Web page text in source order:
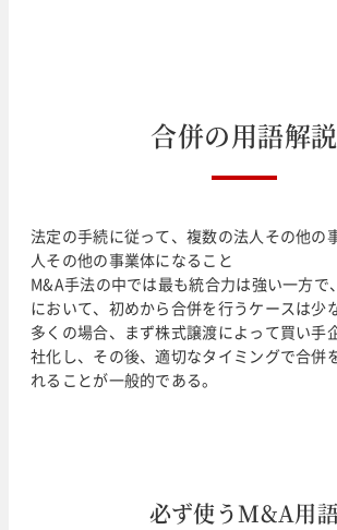
合併の用語解説
法定の手続に従って、複数の法人その他の
人その他の事業体になること
M&A手法の中では最も統合力は強い一方で
において、初めから合併を行うケースは少
多くの場合、まず株式譲渡によって買い手
社化し、その後、適切なタイミングで合併
れることが一般的である。
必ず使うM&A用